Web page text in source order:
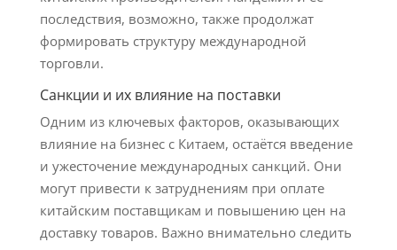
последствия, возможно, также продолжат
формировать структуру международной
торговли.
Санкции и их влияние на поставки
Одним из ключевых факторов, оказывающих
влияние на бизнес с Китаем, остаётся введение
и ужесточение международных санкций. Они
могут привести к затруднениям при оплате
китайским поставщикам и повышению цен на
доставку товаров. Важно внимательно следить